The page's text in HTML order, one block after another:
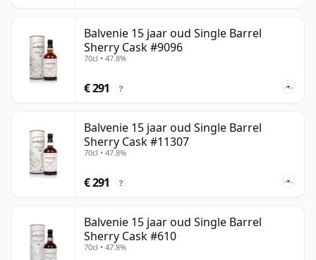
Balvenie 15 jaar oud Single Barrel
Sherry Cask #9096
70cl • 47.8%
€ 291 ?
Balvenie 15 jaar oud Single Barrel
Sherry Cask #11307
70cl • 47.8%
€ 291 ?
Balvenie 15 jaar oud Single Barrel
Sherry Cask #610
70cl • 47.8%